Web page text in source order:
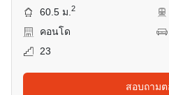
60.5 ม.2
คอนโด
23
สอบถาม